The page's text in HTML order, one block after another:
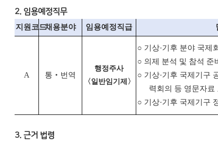
2. 임용예정직무
지원코드채용분야 임용예정직급
A 통 ‧ 번역
행정주사
〈일반임기제〉
○ 기상·기후 분야 국제
○ 의제 분석 및 참석 준
○ 기상·기후 국제기구
력회의 등 영문자료
○ 기상·기후 국제기구
3. 근거 법령